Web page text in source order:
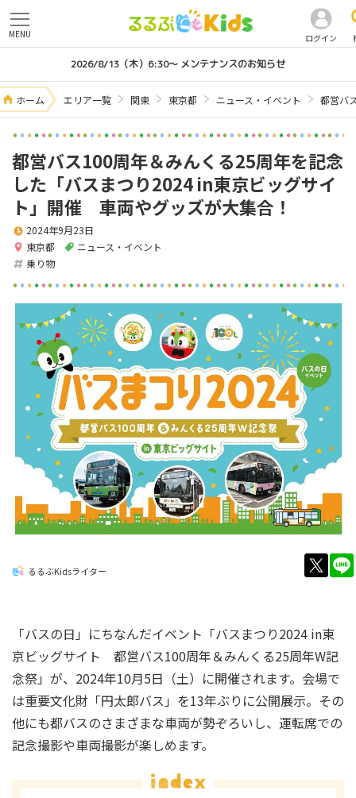
ログイン
MENU
2026/8/13（木）6:30～ メンテナンスのお知らせ
ホーム エリア一覧 関東 東京都 ニュース・イベント 都営バ
都営バス100周年＆みんくる25周年を記念
した「バスまつり2024 in東京ビッグサイ
ト」開催 車両やグッズが大集合！
東京都 ニュース・イベント
2024年9月23日
乗り物
るるぶKidsライター
「バスの日」にちなんだイベント「バスまつり2024 in東
京ビッグサイト 都営バス100周年＆みんくる25周年W記
念祭」が、2024年10月5日（土）に開催されます。会場で
は重要文化財「円太郎バス」を13年ぶりに公開展示。その
他にも都バスのさまざまな車両が勢ぞろいし、運転席での
記念撮影や車両撮影が楽しめます。